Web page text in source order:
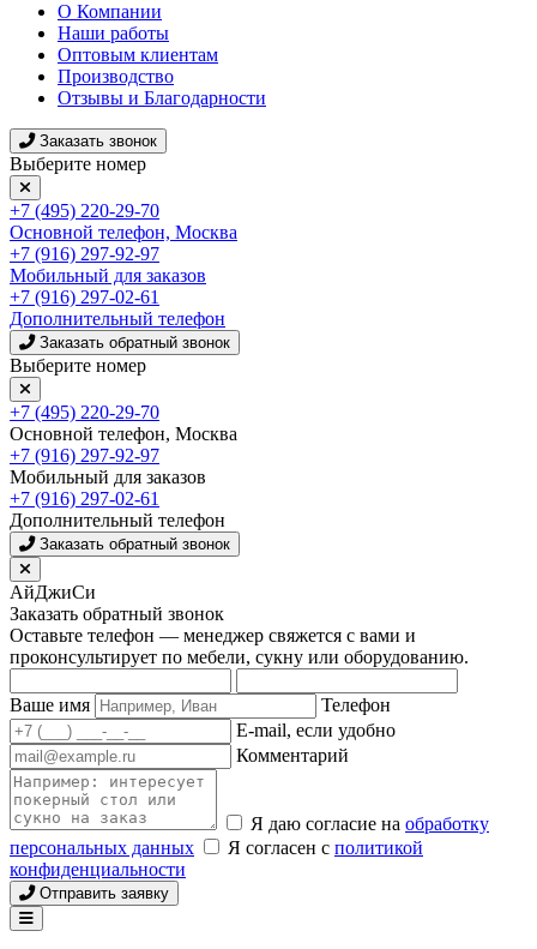
О Компании
Наши работы
Оптовым клиентам
Производство
Отзывы и Благодарности
Заказать звонок
Выберите номер
+7 (495) 220-29-70
Основной телефон, Москва
+7 (916) 297-92-97
Мобильный для заказов
+7 (916) 297-02-61
Дополнительный телефон
Заказать обратный звонок
Выберите номер
+7 (495) 220-29-70
Основной телефон, Москва
+7 (916) 297-92-97
Мобильный для заказов
+7 (916) 297-02-61
Дополнительный телефон
Заказать обратный звонок
АйДжиСи
Заказать обратный звонок
Оставьте телефон — менеджер свяжется с вами и
проконсультирует по мебели, сукну или оборудованию.
Ваше имя
Телефон
E-mail, если удобно
Комментарий
Я даю согласие на обработку
персональных данных
Я согласен с политикой
конфиденциальности
Отправить заявку